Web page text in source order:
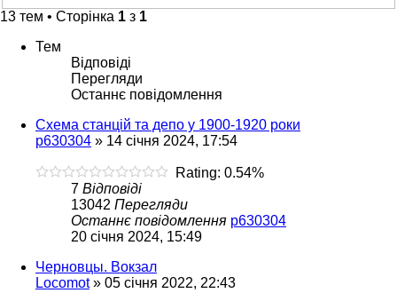
13 тем • Сторінка 1 з 1
Тем
Відповіді
Перегляди
Останнє повідомлення
Схема станцій та депо у 1900-1920 роки
p630304 » 14 січня 2024, 17:54
Rating: 0.54%
7 Відповіді
13042 Перегляди
Останнє повідомлення p630304
20 січня 2024, 15:49
Черновцы. Вокзал
Locomot» 05 січня 2022, 22:43